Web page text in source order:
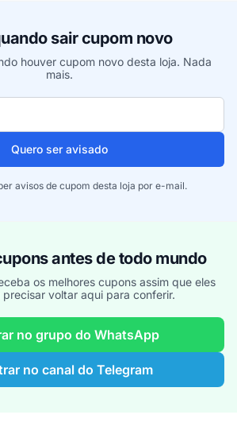
sair cupom novo
houver cupom novo desta loja. Nada
mais.
Quero ser avisado
avisos de cupom desta loja por e-mail.
antes de todo mundo
os melhores cupons assim que eles
precisar voltar aqui para conferir.
no grupo do WhatsApp
no canal do Telegram